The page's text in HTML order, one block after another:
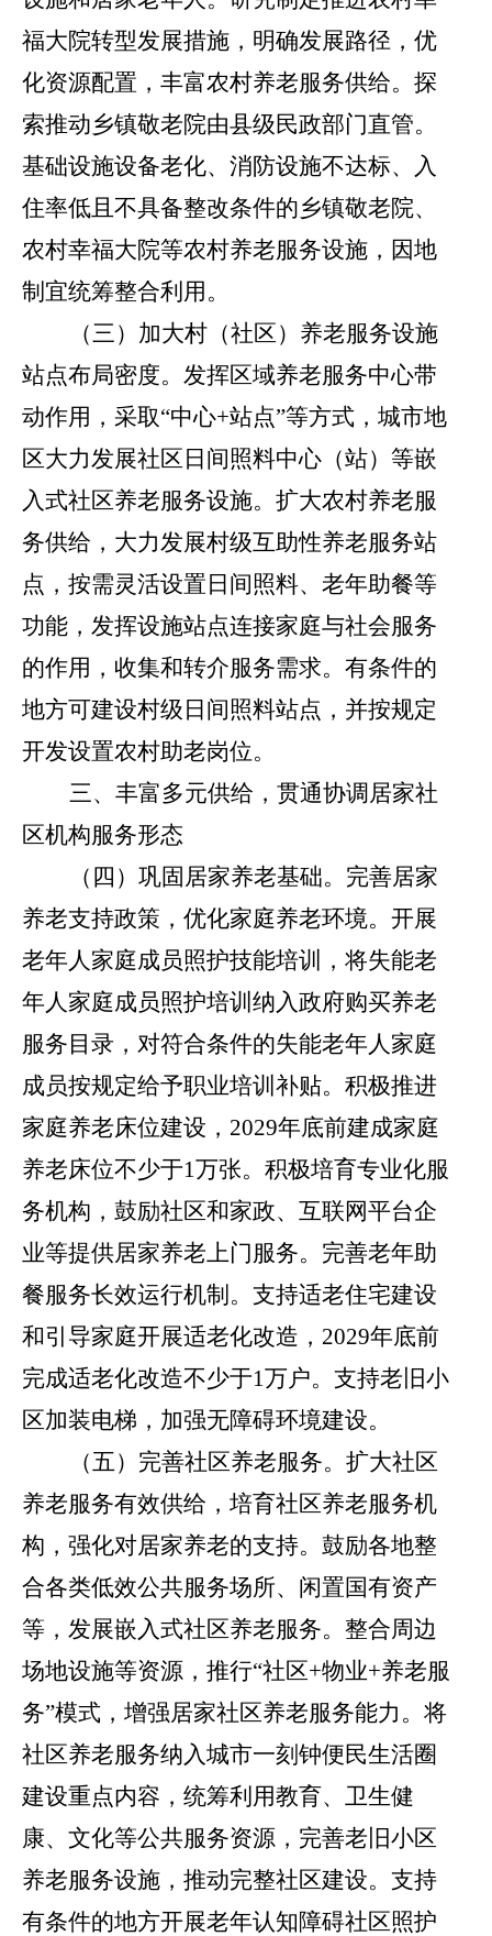
福大院转型发展措施，明确发展路径，优
化资源配置，丰富农村养老服务供给。探
索推动乡镇敬老院由县级民政部门直管。
基础设施设备老化、消防设施不达标、入
住率低且不具备整改条件的乡镇敬老院、
农村幸福大院等农村养老服务设施，因地
制宜统筹整合利用。
（三）加大村（社区）养老服务设施
站点布局密度。 发挥区域养老服务中心带
动作用，采取“中心+站点”等方式，城市地
区大力发展社区日间照料中心（站）等嵌
入式社区养老服务设施。扩大农村养老服
务供给，大力发展村级互助性养老服务站
点，按需灵活设置日间照料、老年助餐等
功能，发挥设施站点连接家庭与社会服务
的作用，收集和转介服务需求。有条件的
地方可建设村级日间照料站点，并按规定
开发设置农村助老岗位。
三、丰富多元供给，贯通协调居家社
区机构服务形态
（四）巩固居家养老基础。 完善居家
养老支持政策，优化家庭养老环境。开展
老年人家庭成员照护技能培训，将失能老
年人家庭成员照护培训纳入政府购买养老
服务目录，对符合条件的失能老年人家庭
成员按规定给予职业培训补贴。积极推进
家庭养老床位建设， 2029年底前建成家庭
养老床位不少于1万张。积极培育专业化服
务机构，鼓励社区和家政、互联网平台企
业等提供居家养老上门服务。完善老年助
餐服务长效运行机制。支持适老住宅建设
和引导家庭开展适老化改造， 2029年底前
完成适老化改造不少于1万户。支持老旧小
区加装电梯，加强无障碍环境建设。
（五）完善社区养老服务。 扩大社区
养老服务有效供给，培育社区养老服务机
构，强化对居家养老的支持。鼓励各地整
合各类低效公共服务场所、闲置国有资产
等，发展嵌入式社区养老服务。整合周边
场地设施等资源，推行“社区+物业+养老服
务”模式，增强居家社区养老服务能力。将
社区养老服务纳入城市一刻钟便民生活圈
建设重点内容，统筹利用教育、卫生健
康、文化等公共服务资源，完善老旧小区
养老服务设施，推动完整社区建设。支持
有条件的地方开展老年认知障碍社区照护